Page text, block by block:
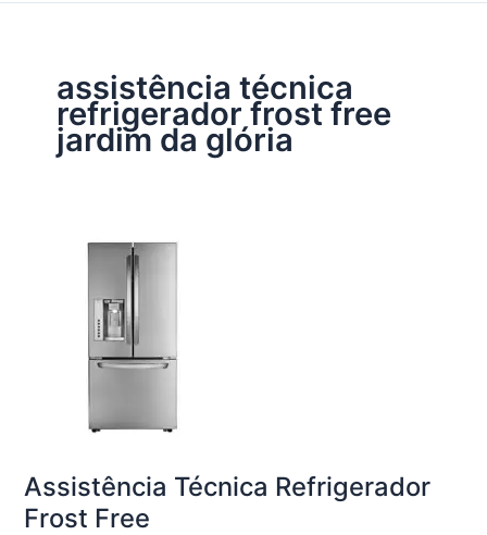
assistência técnica
refrigerador frost free
jardim da glória
Assistência Técnica Refrigerador
Frost Free